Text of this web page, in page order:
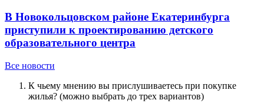
В Новокольцовском районе Екатеринбурга
приступили к проектированию детского
образовательного центра
Все новости
К чьему мнению вы прислушиваетесь при покупке
жилья? (можно выбрать до трех вариантов)